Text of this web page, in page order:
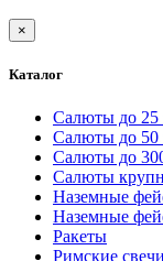
×
Каталог
Салюты до 25
Салюты до 50
Салюты до
Салюты
Наземные
Наземные
Ракеты
Римские свечи